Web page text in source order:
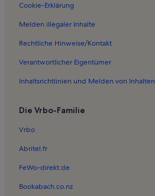
Cookie-Erklärung
Melden illegaler Inhalte
Rechtliche Hinweise/Kontakt
Verantwortlicher Eigentümer
Inhaltsrichtlinien und Melden von Inhalten
Die Vrbo-Familie
Vrbo
Abritel.fr
FeWo-direkt.de
Bookabach.co.nz